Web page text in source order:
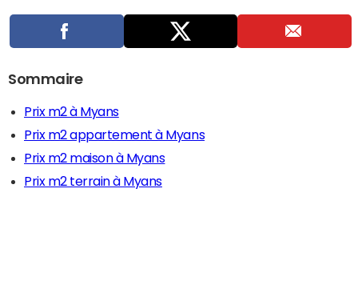
Sommaire
Prix m2 à Myans
Prix m2 appartement à Myans
Prix m2 maison à Myans
Prix m2 terrain à Myans